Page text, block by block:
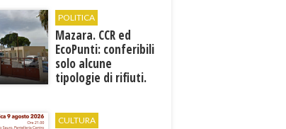
POLITICA
Mazara. CCR ed
EcoPunti: conferibili
solo alcune
tipologie di rifiuti.
CULTURA